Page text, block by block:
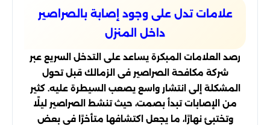
علامات تدل على وجود إصابة بالصراصير
داخل المنزل
رصد العلامات المبكرة يساعد على التدخل السريع عبر
شركة مكافحة الصراصير فى الزمالك قبل تحول
المشكلة إلى انتشار واسع يصعب السيطرة عليه. كثير
من الإصابات تبدأ بصمت، حيث تنشط الصراصير ليلًا
وتختبئ نهارًا، ما يجعل اكتشافها متأخرًا في بعض